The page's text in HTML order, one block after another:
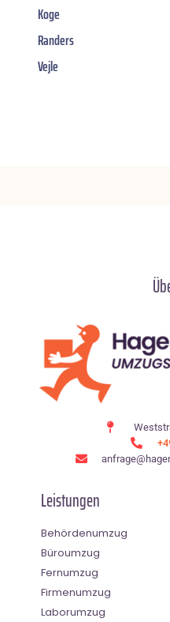
Koge
Randers
Vejle
Leistungen
Behördenumzug
Büroumzug
Fernumzug
Firmenumzug
Laborumzug